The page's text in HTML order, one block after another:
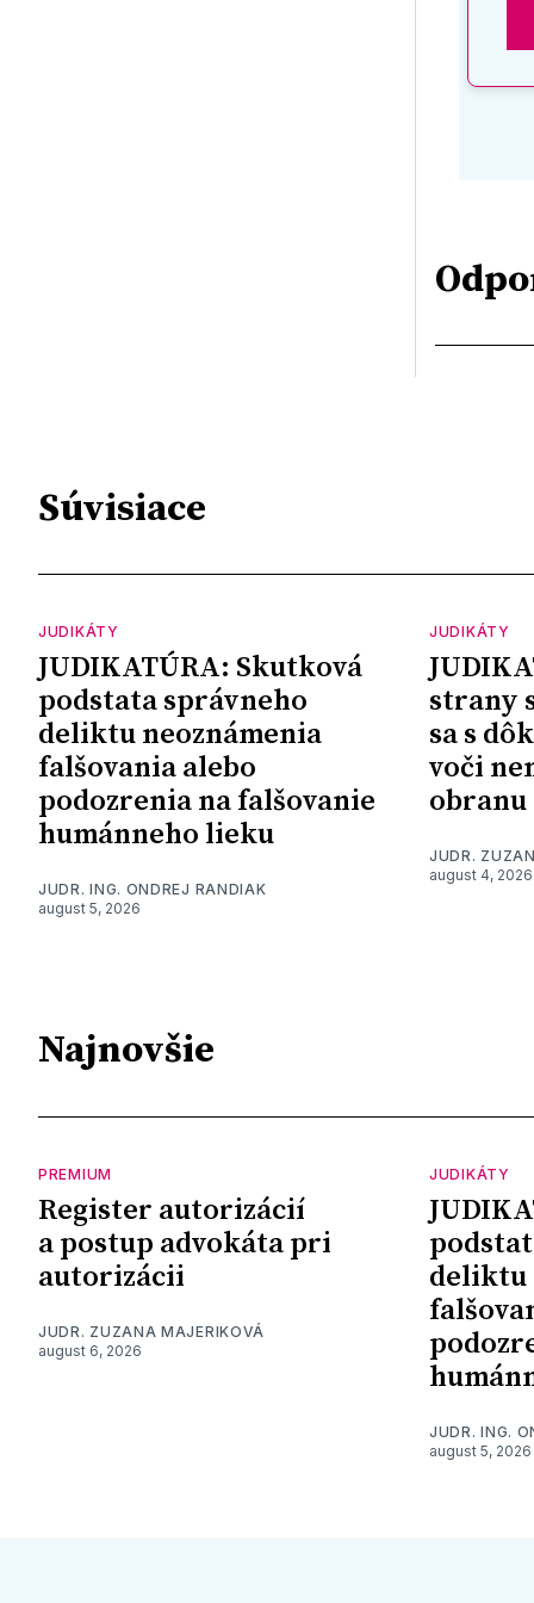
Súvisiace
JUDIKÁTY
JUDIKATÚRA: Skutková
podstata správneho
deliktu neoznámenia
falšovania alebo
podozrenia na falšovanie
humánneho lieku
JUDR. ING. ONDREJ RANDIAK
august 5, 2026
JUDIKÁTY
strany
sa s
voči
obranu
JUDR.
august 4, 2026
Najnovšie
PREMIUM
Register autorizácií
a postup advokáta pri
autorizácii
JUDR. ZUZANA MAJERIKOVÁ
august 6, 2026
JUDIKÁTY
deliktu
JUDR. ING.
august 5, 2026